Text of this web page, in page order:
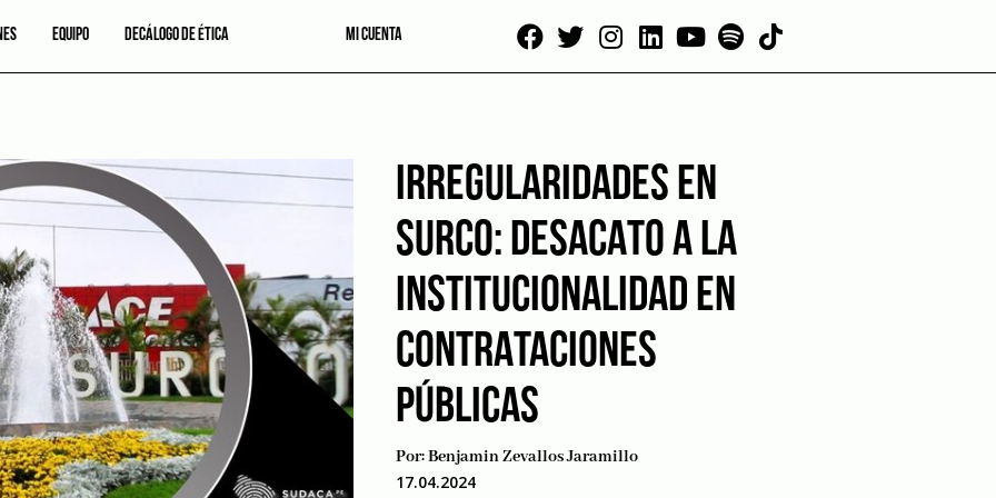
EQUIPO DECÁLOGO DE ÉTICA MI CUENTA
IRREGULARIDADES EN
SURCO: DESACATO A LA
INSTITUCIONALIDAD EN
CONTRATACIONES
PÚBLICAS
Por:Benjamin Zevallos Jaramillo
17.04.2024